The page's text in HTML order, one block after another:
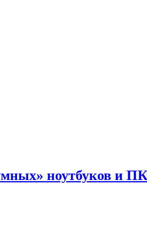
ноутбуков и ПК